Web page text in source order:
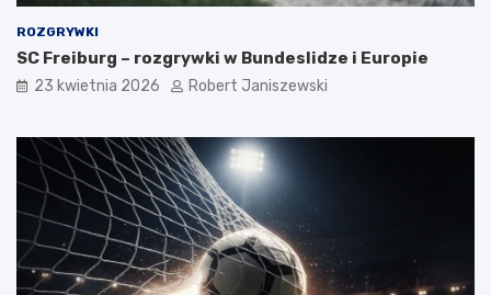
ROZGRYWKI
SC Freiburg – rozgrywki w Bundeslidze i Europie
23 kwietnia 2026 Robert Janiszewski